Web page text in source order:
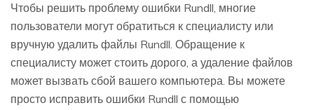
Чтобы решить проблему ошибки Rundll, многие
пользователи могут обратиться к специалисту или
вручную удалить файлы Rundll. Обращение к
специалисту может стоить дорого, а удаление файлов
может вызвать сбой вашего компьютера. Вы можете
просто исправить ошибки Rundll с помощью